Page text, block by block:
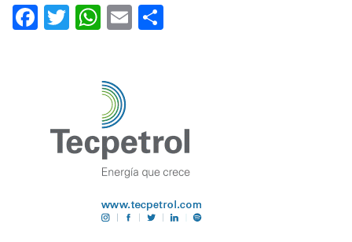
Facebook
Twitter
WhatsApp
Email